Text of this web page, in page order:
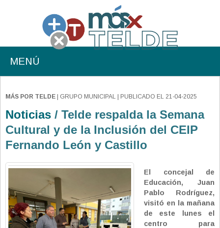
MENÚ
MÁS POR TELDE | GRUPO MUNICIPAL | PUBLICADO EL 21-04-2025
Noticias / Telde respalda la Semana
Cultural y de la Inclusión del CEIP
Fernando León y Castillo
El concejal de
Educación, Juan
Pablo Rodríguez,
visitó en la mañana
de este lunes el
centro para